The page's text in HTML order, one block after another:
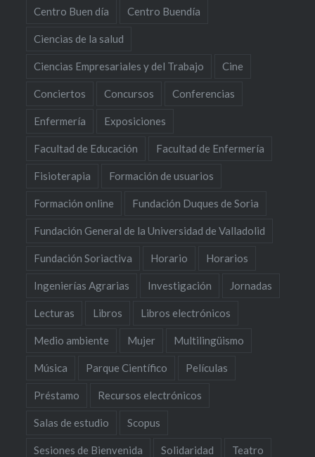
Centro Buen día Centro Buendía
Ciencias de la salud
Ciencias Empresariales y del Trabajo Cine
Conciertos Concursos Conferencias
Enfermería Exposiciones
Facultad de Educación Facultad de Enfermería
Fisioterapia Formación de usuarios
Formación online Fundación Duques de Soria
Fundación General de la Universidad de Valladolid
Fundación Soriactiva Horario Horarios
Ingenierías Agrarias Investigación Jornadas
Lecturas Libros Libros electrónicos
Medio ambiente Mujer Multilingüismo
Música Parque Científico Películas
Préstamo Recursos electrónicos
Salas de estudio Scopus
Sesiones de Bienvenida Solidaridad Teatro